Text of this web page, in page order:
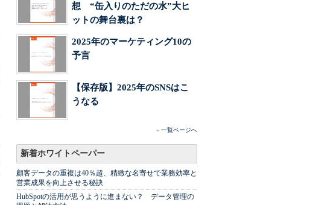
想 “缶入りのただの水”大ヒ
ットの舞台裏は？
2025年のマーケティング10の
予言
【保存版】2025年のSNSはこ
うなる
» 一覧ページへ
新着ホワイトペーパー
顧客データの重複は40％超、精緻な名寄せで業務効率と
営業成果を向上させる秘訣
HubSpotの活用が思うように進まない？ データ管理の